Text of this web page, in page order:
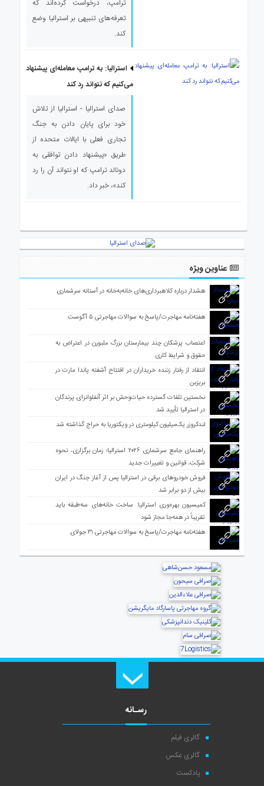
ترامپ، درخواست کرده‌اند که
تعرفه‌های تنبیهی بر استرالیا وضع
کند.
استرالیا: به ترامپ معامله‌ای پیشنهاد
می‌کنیم که نتواند رد کند
صدای استرالیا - استرالیا از تلاش
خود برای پایان دادن به جنگ
تجاری فعلی با ایالات متحده از
طریق «پیشنهاد دادن توافقی به
دونالد ترامپ که او نتواند آن را رد
کند»، خبر داد.
عناوین ویژه
هشدار درباره کلاهبرداری‌های خانه‌به‌خانه در آستانه سرشماری
هفته‌نامه مهاجرت/پاسخ به سوالات مهاجرتی ۵ آگوست
اعتصاب پزشکان چند بیمارستان بزرگ ملبورن در اعتراض به
حقوق و شرایط کاری
انتقاد از رفتار زننده خریداران در افتتاح آشفته پاندا مارت در
بریزبن
نخستین تلفات گسترده حیات‌وحش بر اثر آنفلوانزای پرندگان
در استرالیا تأیید شد
لندکروزر یک‌میلیون کیلومتری در ویکتوریا به حراج گذاشته شد
راهنمای جامع سرشماری ۲۰۲۶ استرالیا؛ زمان برگزاری، نحوه
شرکت، قوانین و تغییرات جدید
فروش خودروهای برقی در استرالیا پس از آغاز جنگ در ایران
بیش از دو برابر شد
کمیسیون بهره‌وری استرالیا: ساخت خانه‌های سه‌طبقه باید
تقریباً در همه‌جا مجاز شود
هفته‌نامه مهاجرت/پاسخ به سوالات مهاجرتی ۳۱ جولای
رسـانه
گالری فیلم
گالری عکس
پادکست